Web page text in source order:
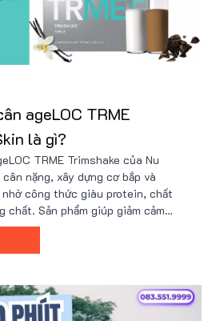
ageLOC TRME
là gì?
TRME Trimshake của Nu
nặng, xây dựng cơ bắp và
công thức giàu protein, chất
chất. Sản phẩm giúp giảm cảm
trao đổi chất và phù hợp với
luyện. Giá tốt tại Nu88!